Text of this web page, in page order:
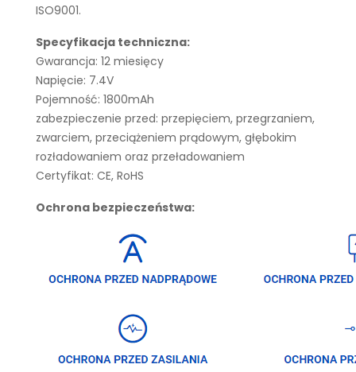
ISO9001.
Specyfikacja techniczna:
Gwarancja: 12 miesięcy
Napięcie: 7.4V
Pojemność: 1800mAh
zabezpieczenie przed: przepięciem, przegrzaniem,
zwarciem, przeciążeniem prądowym, głębokim
rozładowaniem oraz przeładowaniem
Certyfikat: CE, RoHS
Ochrona bezpieczeństwa: